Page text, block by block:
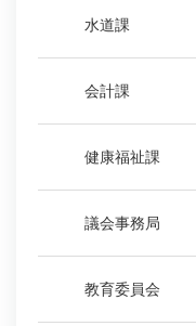
水道課
会計課
健康福祉課
議会事務局
教育委員会